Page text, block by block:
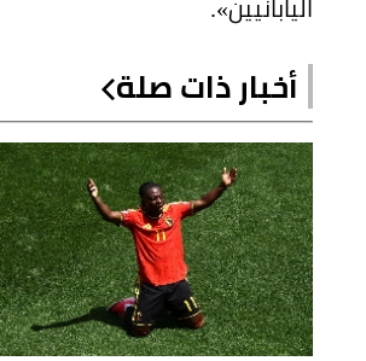
أخبار ذات صلة